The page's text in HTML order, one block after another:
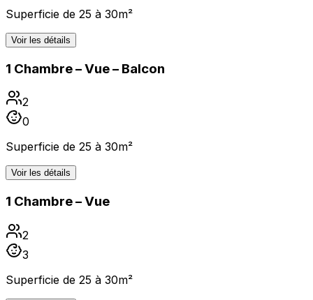
Superficie de 25 à 30m²
Voir les détails
1 Chambre – Vue – Balcon
2
0
Superficie de 25 à 30m²
Voir les détails
1 Chambre – Vue
2
3
Superficie de 25 à 30m²